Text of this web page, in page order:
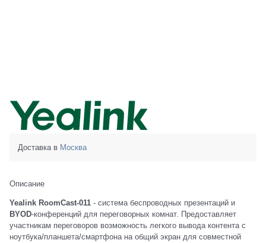
Доставка в Москва
Описание
Yealink RoomCast-011 - система беспроводных презентаций и
BYOD-конференций для переговорных комнат. Предоставляет
участникам переговоров возможность легкого вывода контента с
ноутбука/планшета/смартфона на общий экран для совместной